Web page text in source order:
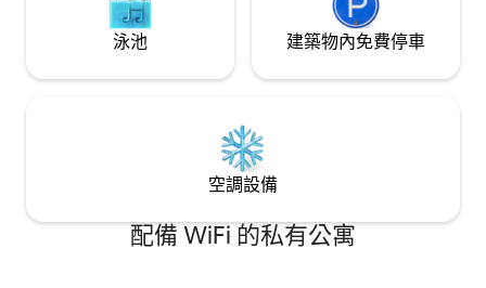
泳池 建築物內免費停車
空調設備
配備 WiFi 的私有公寓